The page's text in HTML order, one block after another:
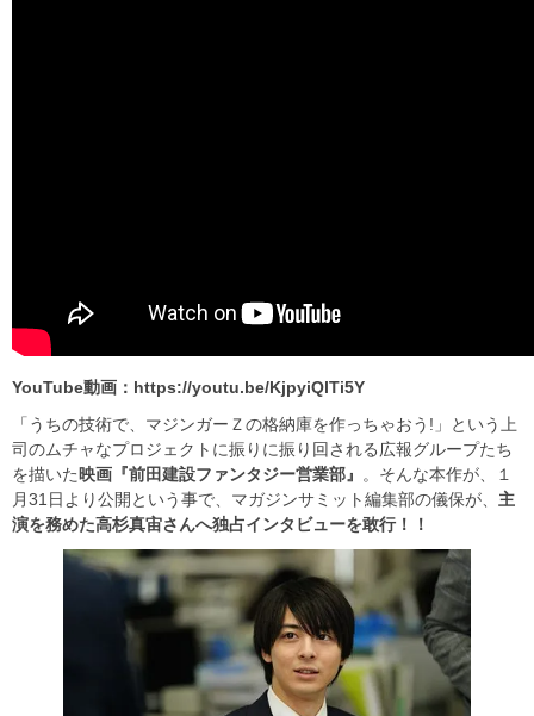
YouTube動画：https://youtu.be/KjpyiQlTi5Y
「うちの技術で、マジンガーＺの格納庫を作っちゃおう!」という上
司のムチャなプロジェクトに振りに振り回される広報グループたち
を描いた映画『前田建設ファンタジー営業部』
。そんな本作が、１
月31日より公開という事で、マガジンサミット編集部の儀保が、 主
演を務めた高杉真宙さんへ独占インタビューを敢行！！